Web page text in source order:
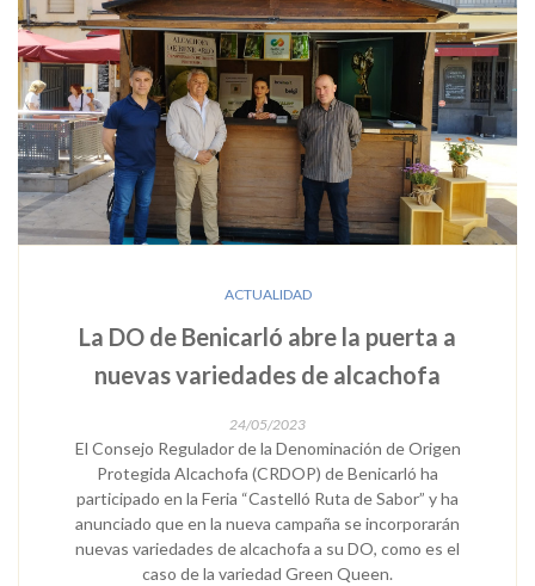
ACTUALIDAD
La DO de Benicarló abre la puerta a
nuevas variedades de alcachofa
24/05/2023
El Consejo Regulador de la Denominación de Origen
Protegida Alcachofa (CRDOP) de Benicarló ha
participado en la Feria “Castelló Ruta de Sabor” y ha
anunciado que en la nueva campaña se incorporarán
nuevas variedades de alcachofa a su DO, como es el
caso de la variedad Green Queen.